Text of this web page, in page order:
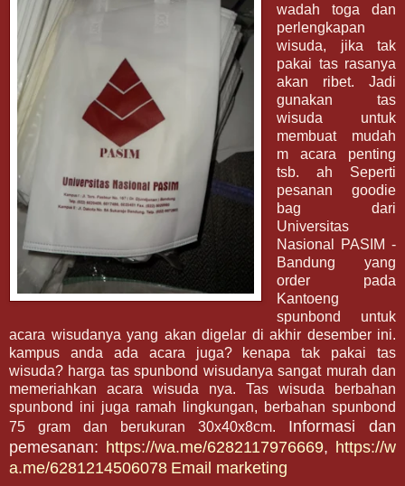
wadah toga dan
perlengkapan
wisuda, jika tak
pakai tas rasanya
akan ribet. Jadi
gunakan tas
wisuda untuk
membuat mudah
m acara penting
tsb. ah Seperti
pesanan goodie
bag dari
Universitas
Nasional PASIM -
Bandung yang
order pada
Kantoeng
spunbond untuk
acara wisudanya yang akan digelar di akhir desember ini.
kampus anda ada acara juga? kenapa tak pakai tas
wisuda? harga tas spunbond wisudanya sangat murah dan
memeriahkan acara wisuda nya. Tas wisuda berbahan
spunbond ini juga ramah lingkungan, berbahan spunbond
75 gram dan berukuran 30x40x8cm. Informasi dan
pemesanan: https://wa.me/6282117976669, https://w
a.me/6281214506078 Email marketing